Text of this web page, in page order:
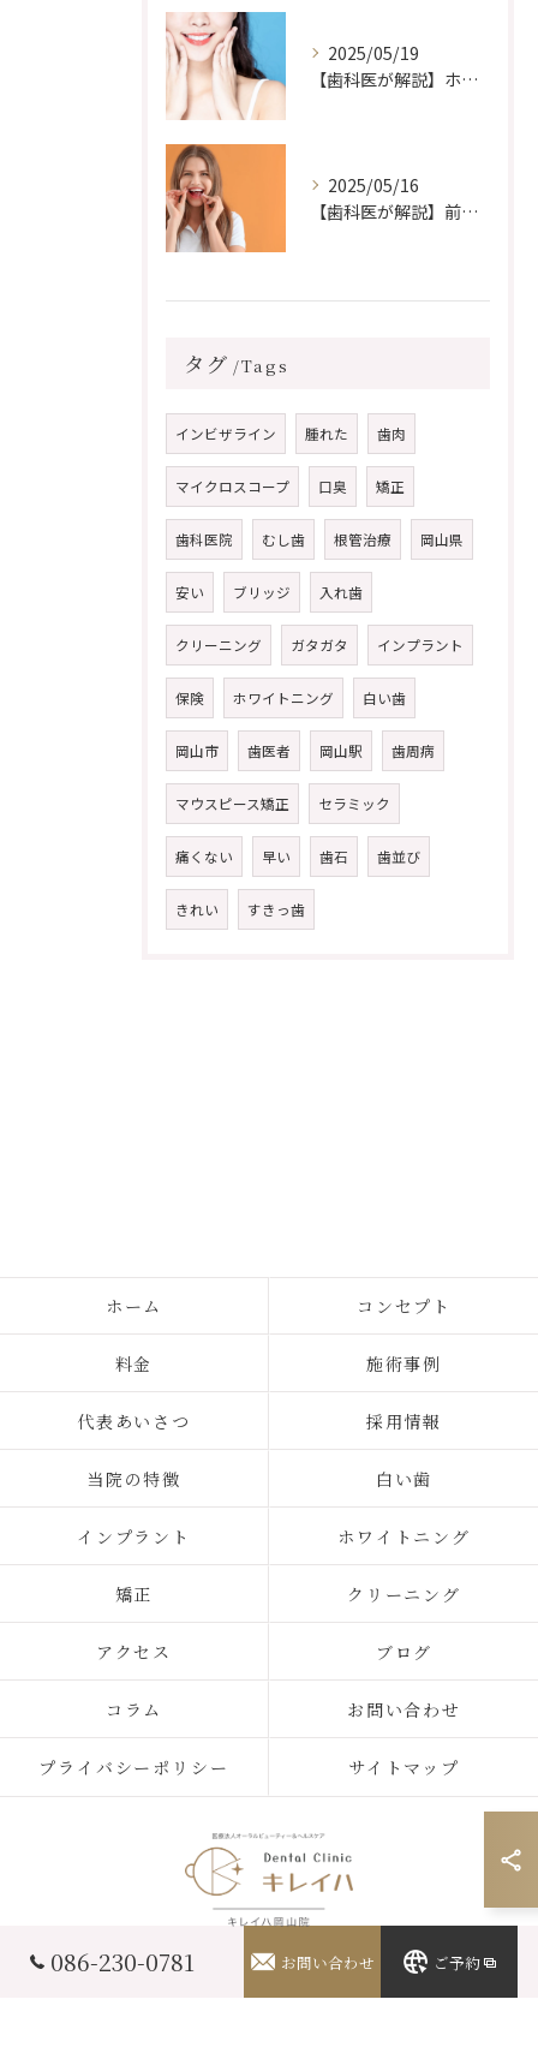
2025/05/19
【歯科医が解説】ホワイトニングができない場合はどうすればいい？白い歯に近づくための代替方法とは
2025/05/16
【歯科医が解説】前歯の歯並びだけ治したい！部分矯正はできる？その方法と注意点
タグ Tags
インビザライン 腫れた 歯肉
マイクロスコープ 口臭 矯正
歯科医院 むし歯 根管治療 岡山県
安い ブリッジ 入れ歯
クリーニング ガタガタ インプラント
保険 ホワイトニング 白い歯
岡山市 歯医者 岡山駅 歯周病
マウスピース矯正 セラミック
痛くない 早い 歯石 歯並び
きれい すきっ歯
086-230-0781 お問い合わせ ご予約
ホーム コンセプト
料金 施術事例
代表あいさつ 採用情報
当院の特徴 白い歯
インプラント ホワイトニング
矯正 クリーニング
アクセス ブログ
コラム お問い合わせ
プライバシーポリシー サイトマップ
© 2026 岡山県岡山市の歯医者ならキレイハ岡山院 ALL RIGHTS RESERVED.